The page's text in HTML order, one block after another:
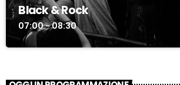
Black & Rock
07:00 - 08:30